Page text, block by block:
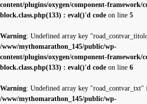
content/plugins/oxygen/component-framework/
block.class.php(133) : eval()'d code on line 5
Warning: Undefined array key
/www/mythomarathon_145/public/wp-
content/plugins/oxygen/component-framework/
block.class.php(133) : eval()'d code on line 6
Warning: Undefined array key "road_contvar_txt"
/www/mythomarathon_145/public/wp-